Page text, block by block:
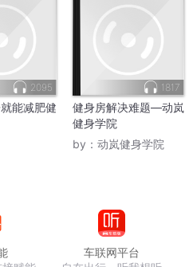
2095
能减肥健
1817
健身房解决难题—动岚
健身学院
by： 动岚健身学院
车联网平台